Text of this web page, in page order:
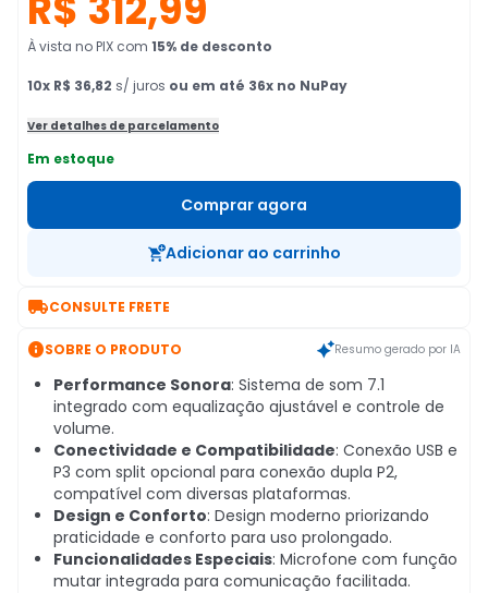
À vista no PIX com 15% de desconto
10x R$ 36,82 s/ juros ou em até 36x no NuPay
Ver detalhes de parcelamento
Em estoque
Comprar agora
Adicionar ao carrinho
CONSULTE FRETE
SOBRE O PRODUTO Resumo gerado por IA
Performance Sonora: Sistema de som 7.1
integrado com equalização ajustável e controle de
volume.
Conectividade e Compatibilidade: Conexão USB e
P3 com split opcional para conexão dupla P2,
compatível com diversas plataformas.
Design e Conforto: Design moderno priorizando
praticidade e conforto para uso prolongado.
Funcionalidades Especiais: Microfone com função
mutar integrada para comunicação facilitada.